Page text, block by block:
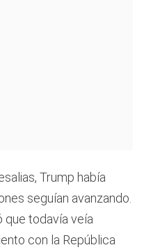
Trump había
seguían avanzando.
que todavía veía
con la República